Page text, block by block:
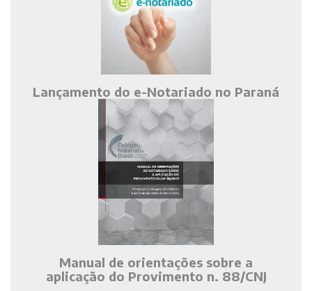
Lançamento do e-Notariado no Paraná
Manual de orientações sobre a
aplicação do Provimento n. 88/CNJ